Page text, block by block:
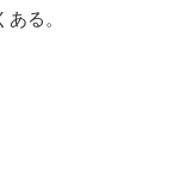
る。